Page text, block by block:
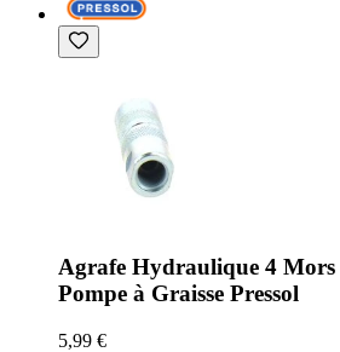
Agrafe Hydraulique 4 Mors
Pompe à Graisse Pressol
5,99 €